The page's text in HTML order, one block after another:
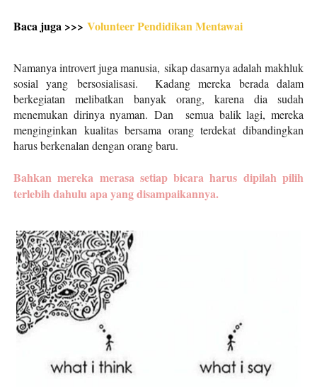
Baca juga >>> Volunteer Pendidikan Mentawai
Namanya introvert juga manusia, sikap dasarnya adalah makhluk
sosial yang bersosialisasi. Kadang mereka berada dalam
berkegiatan melibatkan banyak orang, karena dia sudah
menemukan dirinya nyaman. Dan semua balik lagi, mereka
menginginkan kualitas bersama orang terdekat dibandingkan
harus berkenalan dengan orang baru.
Bahkan mereka merasa setiap bicara harus dipilah pilih
terlebih dahulu apa yang disampaikannya.